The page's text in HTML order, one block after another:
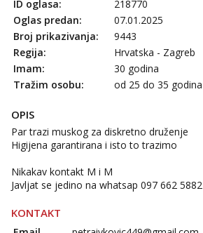
tel:0,93€ - mob:1,12€ min
Anđela
Čekam tvoj poziv!
064/677-677- Kod: #142
ID oglasa:
218770
Oglas predan:
07.01.2025
Broj prikazivanja:
9443
Regija:
Hrvatska - Zagreb
Imam:
30 godina
Tražim osobu:
od 25 do 35 godina
OPIS
Par trazi muskog za diskretno druženje
Higijena garantirana i isto to trazimo
Nikakav kontakt M i M
Javljat se jedino na whatsap 097 662 5882
KONTAKT